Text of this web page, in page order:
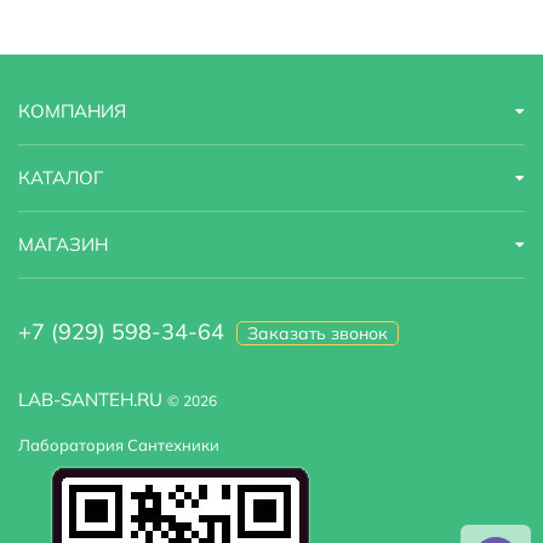
Коллекция Standard
Управление
Гарантийный срок 1 год
Цвет задних стенок черный
Радио есть
Сиденье есть, одно сиденье
Оснащение излив
LAB-SANTEH.RU © 2026
Лаборатория Сантехники
КОМПАНИЯ
КАТАЛОГ
МАГАЗИН
+7 (929) 598-34-64 Заказать звонок